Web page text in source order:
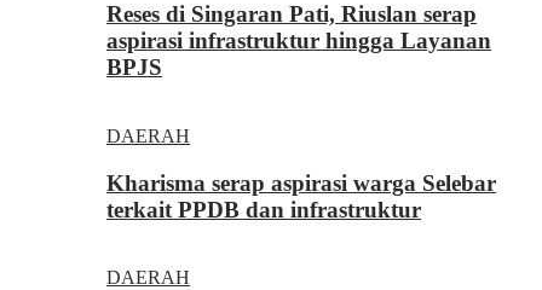
Reses di Singaran Pati, Riuslan serap
aspirasi infrastruktur hingga Layanan
BPJS
DAERAH
Kharisma serap aspirasi warga Selebar
terkait PPDB dan infrastruktur
DAERAH